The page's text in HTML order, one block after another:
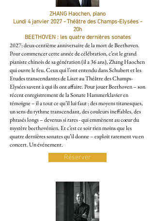
ZHANG Haochen, piano
Lundi 4 janvier 2027 - Théâtre des Champs-Elysées -
20h
BEETHOVEN : les quatre dernières sonates
2027: deux-centième anniversaire de la mort de Beethoven.
Pour commencer cette année de célébration, c’est le grand
pianiste chinois de sa génération (il a 36 ans), Zhang Haochen
qui ouvre le feu. Ceux qui l’ont entendu dans Schubert et les
Etudes transcendantes de Liszt au Théâtre des Champs-
Elysées savent à qui ils ont affaire. Pour jouer Beethoven – son
récent enregistrement de la Sonate Hammerklavier en
témoigne – il a tout ce qu’il lui faut : des moyens titanesques,
un sens du rythme transcendant, des couleurs ineffables, des
phrasés longs – devenus si rares - qui emmènent au cœur du
mystère beethovénien. Et c’est ce soir rien moins que les
quatre dernières sonates qu’il donne – exploit rarement vu en
concert. Un événement.
Réserver